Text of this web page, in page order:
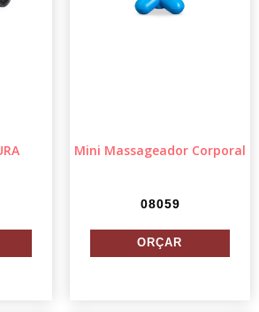
Mini Massageador Corporal
08059